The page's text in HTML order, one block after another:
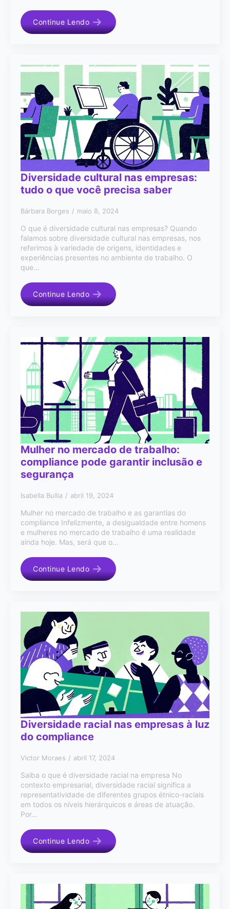
Continue Lendo
Diversidade cultural nas empresas:
tudo o que você precisa saber
Bárbara Borges maio 8, 2024
O que é diversidade cultural nas empresas? Quando
falamos sobre diversidade cultural nas empresas, nos
referimos à variedade de origens, identidades e
experiências presentes no ambiente de trabalho. O
que…
Continue Lendo
Mulher no mercado de trabalho:
compliance pode garantir inclusão e
segurança
Isabella Bullia abril 19, 2024
Mulher no mercado de trabalho e as garantias do
compliance Infelizmente, a desigualdade entre homens
e mulheres no mercado de trabalho é uma realidade
ainda hoje. Mas, será que o…
Continue Lendo
Diversidade racial nas empresas à luz
do compliance
Victor Moraes abril 17, 2024
Saiba o que é diversidade racial na empresa No
contexto empresarial, diversidade racial significa a
representatividade de diferentes grupos étnico-raciais
em todos os níveis hierárquicos e áreas de atuação.
Por…
Continue Lendo